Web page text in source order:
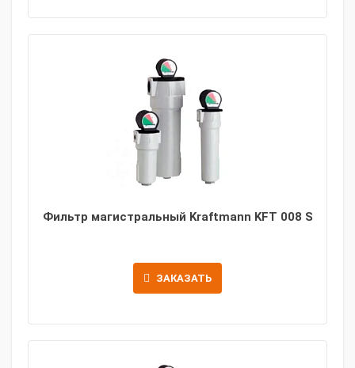
Фильтр магистральный Kraftmann KFT 008 S
ЗАКАЗАТЬ